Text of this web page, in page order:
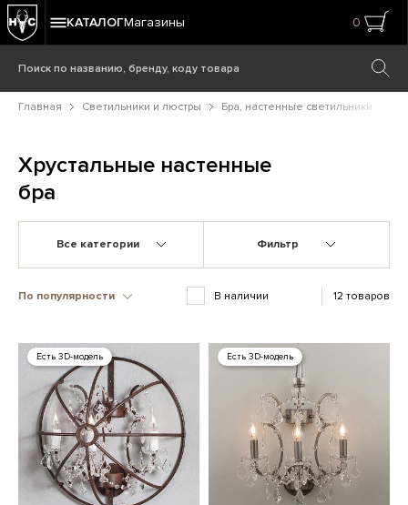
КАТАЛОГМагазины 0
Главная Светильники и люстры Бра, настенные светильники
Хрустальные настенные
бра
Все категории Фильтр
По популярности В наличии 12 товаров
Есть 3D-модель Есть 3D-модель